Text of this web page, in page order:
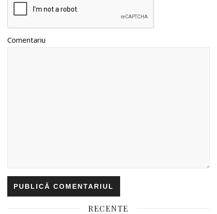
Comentariu
RECENTE